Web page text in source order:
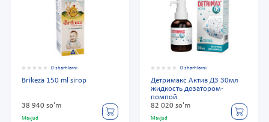
0 sharhlarni
Brikeza 150 ml sirop
38 940 so'm
Mavjud
0 sharhlarni
Детримакс Актив Д3 30мл
жидкость дозатором-
помпой
82 020 so'm
Mavjud